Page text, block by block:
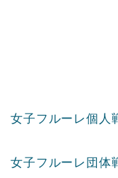
女子フルーレ個人
女子フルーレ団体